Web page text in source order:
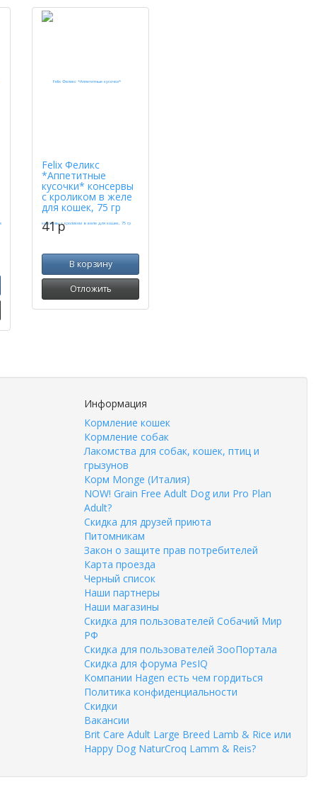
Felix Феликс
*Аппетитные
кусочки* консервы
с кроликом в желе
для кошек, 75 гр
41p
В корзину
Отложить
Информация
Кормление кошек
Кормление собак
Лакомства для собак, кошек, птиц и
грызунов
Корм Monge (Италия)
NOW! Grain Free Adult Dog или Pro Plan
Adult?
Скидка для друзей приюта
Питомникам
Закон о защите прав потребителей
Карта проезда
Черный список
Наши партнеры
Наши магазины
Скидка для пользователей Собачий Мир
РФ
Скидка для пользователей ЗооПортала
Скидка для форума PesIQ
Компании Hagen есть чем гордиться
Политика конфиденциальности
Скидки
Вакансии
Brit Care Adult Large Breed Lamb & Rice или
Happy Dog NaturCroq Lamm & Reis?